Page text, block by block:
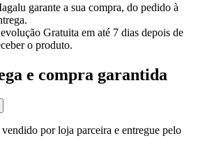
garante a sua compra, do pedido à
Gratuita em até 7 dias depois de
o produto.
e compra garantida
por loja parceira e entregue pelo